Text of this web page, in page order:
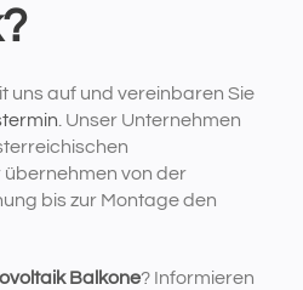
uns auf und vereinbaren Sie
. Unser Unternehmen
von der
bis zur Montage den
Balkone? Informieren